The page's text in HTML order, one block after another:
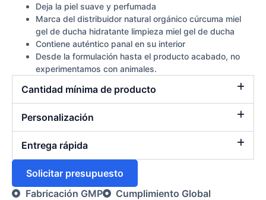
Deja la piel suave y perfumada
Marca del distribuidor natural orgánico cúrcuma miel
gel de ducha hidratante limpieza miel gel de ducha
Contiene auténtico panal en su interior
Desde la formulación hasta el producto acabado, no
experimentamos con animales.
Cantidad mínima de producto
Personalización
Entrega rápida
Solicitar presupuesto
Fabricación GMP
Cumplimiento Global